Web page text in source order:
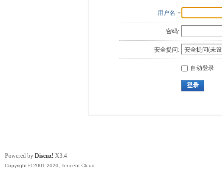
用户名
密码:
安全提问:
自动登录
登录
Powered by Discuz! X3.4
Copyright © 2001-2020, Tencent Cloud.